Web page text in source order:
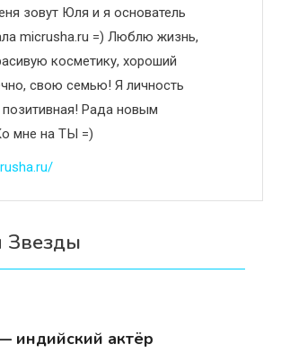
зовут Юля и я основатель
micrusha.ru =) Люблю жизнь,
косметику, хороший
свою семью! Я личность
Рада новым
мне на ТЫ =)
Звезды
индийский актёр